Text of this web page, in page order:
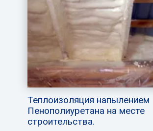
Теплоизоляция напылением
Пенополиуретана на месте
строительства.